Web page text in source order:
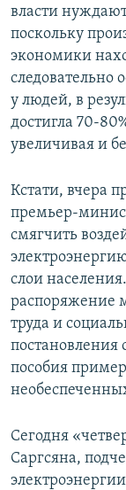
власти
поскольку
экономики
следовательно
у людей, в
достигла 70-
увеличивая и
Кстати, вчера
премьер-
смягчить
слои
распоряжение
труда и
постановления
пособия
Сегодня
Саргсяна,